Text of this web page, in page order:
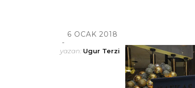
6 OCAK 2018
yazan: Ugur Terzi